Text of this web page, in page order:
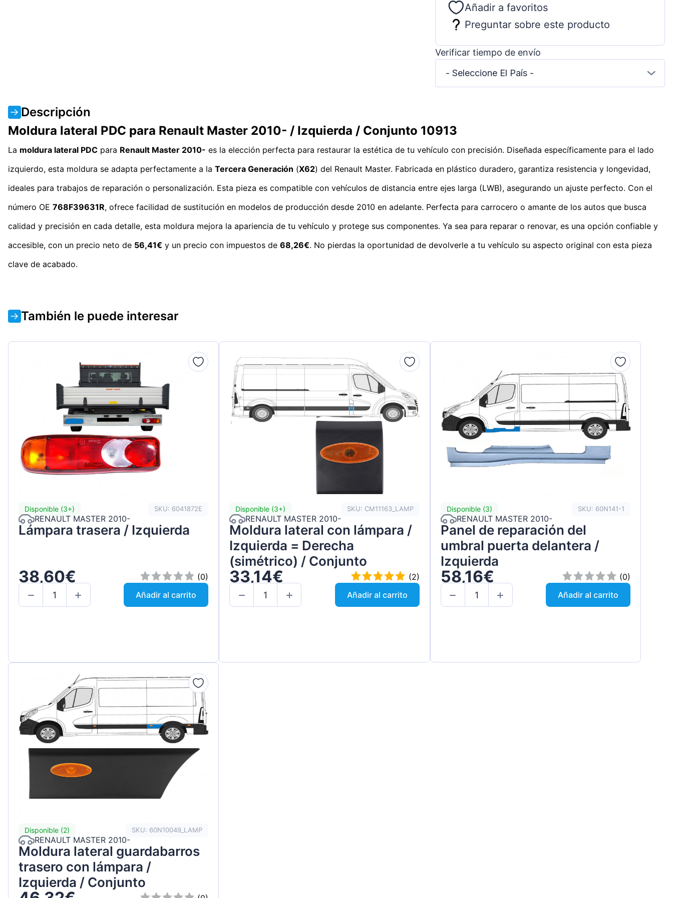
Añadir a favoritos
Preguntar sobre este producto
Verificar tiempo de envío
- Seleccione El País -
Descripción
Moldura lateral PDC para Renault Master 2010- / Izquierda / Conjunto 10913
La moldura lateral PDC para Renault Master 2010- es la elección perfecta para restaurar la estética de tu vehículo con precisión. Diseñada específicamente para el lado
izquierdo, esta moldura se adapta perfectamente a la Tercera Generación (X62) del Renault Master. Fabricada en plástico duradero, garantiza resistencia y longevidad,
ideales para trabajos de reparación o personalización. Esta pieza es compatible con vehículos de distancia entre ejes larga (LWB), asegurando un ajuste perfecto. Con el
número OE 768F39631R, ofrece facilidad de sustitución en modelos de producción desde 2010 en adelante. Perfecta para carrocero o amante de los autos que busca
calidad y precisión en cada detalle, esta moldura mejora la apariencia de tu vehículo y protege sus componentes. Ya sea para reparar o renovar, es una opción confiable y
accesible, con un precio neto de 56,41€ y un precio con impuestos de 68,26€. No pierdas la oportunidad de devolverle a tu vehículo su aspecto original con esta pieza
clave de acabado.
También le puede interesar
Disponible (3+) SKU: 6041872E
RENAULT MASTER 2010-
Lámpara trasera / Izquierda
38,60€
(0)
Añadir al carrito
Disponible (3+) SKU: CM11163_LAMP
RENAULT MASTER 2010-
Moldura lateral con lámpara /
Izquierda = Derecha
(simétrico) / Conjunto
33,14€
(2)
Añadir al carrito
Disponible (3) SKU: 60N141-1
RENAULT MASTER 2010-
Panel de reparación del
umbral puerta delantera /
Izquierda
58,16€
(0)
Añadir al carrito
Disponible (2) SKU: 60N10049_LAMP
RENAULT MASTER 2010-
Moldura lateral guardabarros
trasero con lámpara /
Izquierda / Conjunto